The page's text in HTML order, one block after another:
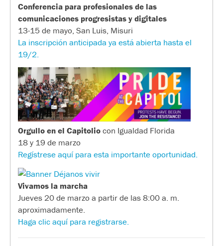
Conferencia para profesionales de las
comunicaciones progresistas y digitales
13-15 de mayo, San Luis, Misuri
La inscripción anticipada ya está abierta hasta el
19/2.
Orgullo en el Capitoliocon Igualdad Florida
18 y 19 de marzo
Regístrese aquí para esta importante oportunidad.
Vivamos la marcha
Jueves 20 de marzo a partir de las 8:00 a. m.
aproximadamente.
Haga clic aquí para registrarse.